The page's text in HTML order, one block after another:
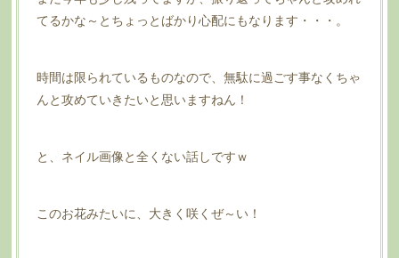
てるかな～とちょっとばかり心配にもなります・・・。
時間は限られているものなので、無駄に過ごす事なくちゃ
んと攻めていきたいと思いますねん！
と、ネイル画像と全くない話しですｗ
このお花みたいに、大きく咲くぜ～い！